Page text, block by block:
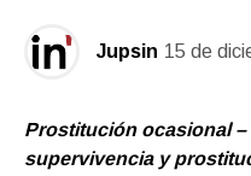
Jupsin 15 de
Prostitución ocasional –
supervivencia y